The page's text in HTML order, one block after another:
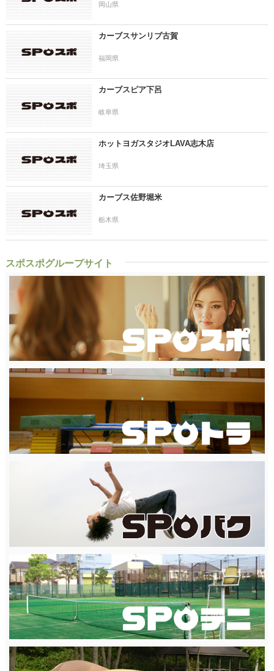
岡山県
カーブスサンリブ古賀
福岡県
カーブスピア下呂
岐阜県
ホットヨガスタジオLAVA志木店
埼玉県
カーブス佐野堀米
栃木県
スポスポグループサイト